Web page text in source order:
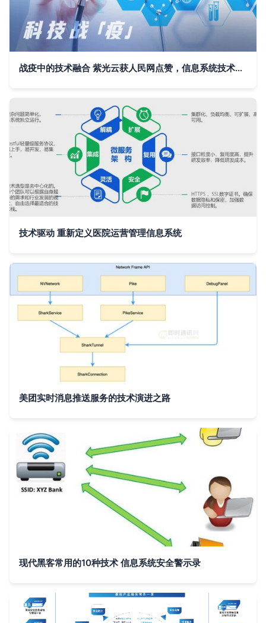
战疫中的技术融合 紫光云获人民网点赞，信息系统技术服务助力制造转型
技术驱动 重新定义医院运营管理信息系统
美团实时消息推送服务的技术演进之路
现代黑客常用的10种技术 信息系统安全警示录